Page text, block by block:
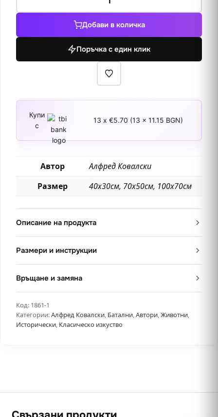
Глутницата
Добави в количка
Поръчка с един клик
Купи
с
13 x €5.70 (13 x 11.15 BGN)
Автор
Алфред Ковалски
Размер
40х30см, 70х50см, 100х70см
Описание на продукта
Размери и инструкции
Връщане и замяна
Код: 1861-1
Категории:Алфред Ковалски, Батални,Автори,Животни,
Исторически, Класическо изкуство